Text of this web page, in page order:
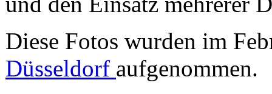
Diese Fotos wurden im
Düsseldorf aufgenommen.